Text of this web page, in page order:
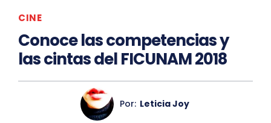
CINE
Conoce las competencias y
las cintas del FICUNAM 2018
Por: Leticia Joy